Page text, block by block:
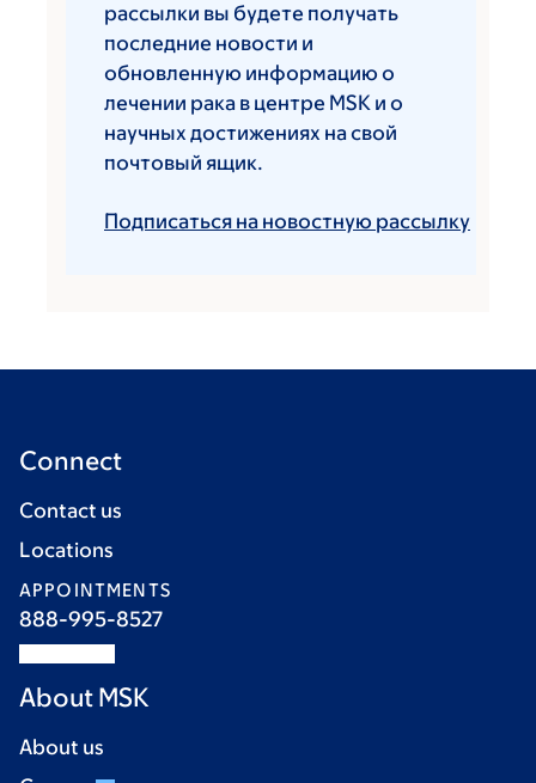
рассылки вы будете получать
последние новости и
обновленную информацию о
лечении рака в центре MSK и о
научных достижениях на свой
почтовый ящик.
Подписаться на новостную рассылку
Connect
Contact us
Locations
APPOINTMENTS
888-995-8527
About MSK
About us